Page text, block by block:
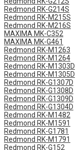
Redmond RK-G214S
Redmond RK-M215S
Redmond RK-M216S
MAXIMA MK-C352
MAXIMA MK-G461
Redmond RK-M1263
Redmond RK-M1264
Redmond RK-M1303D
Redmond RK-M1305D
Redmond RK-G1307D
Redmond RK-G1308D
Redmond RK-G1309D
Redmond RK-G1304D
Redmond RK-M1482
Redmond RK-M1591
Redmond RK-G1781
Redmond RK-M1791
Redmond RK-G152